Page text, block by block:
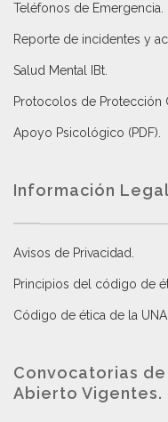
Teléfonos de Emergencia.
Reporte de incidentes y
Salud Mental IBt.
Protocolos de Protección
Apoyo Psicológico (PDF).
Información
Avisos de Privacidad.
Principios del código de
Código de ética de la
Convocatorias
Abierto Vigentes.